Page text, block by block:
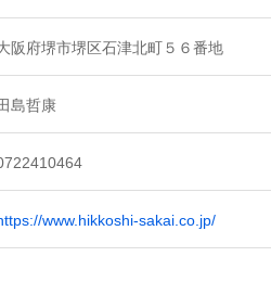
阪府堺市堺区石津北町５６番地
島哲康
www.hikkoshi-sakai.co.jp/